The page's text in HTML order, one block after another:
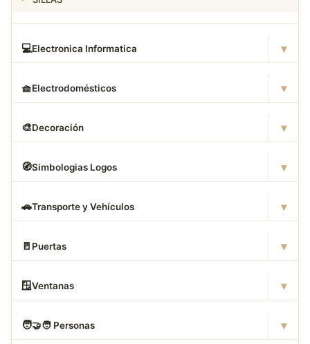
💻Electronica Informatica ▾
🧺Electrodomésticos ▾
🎨Decoración ▾
🧭Simbologias Logos ▾
🚗Transporte y Vehículos ▾
🚪 Puertas ▾
🪟Ventanas ▾
🧑‍🤝‍🧑 Personas ▾